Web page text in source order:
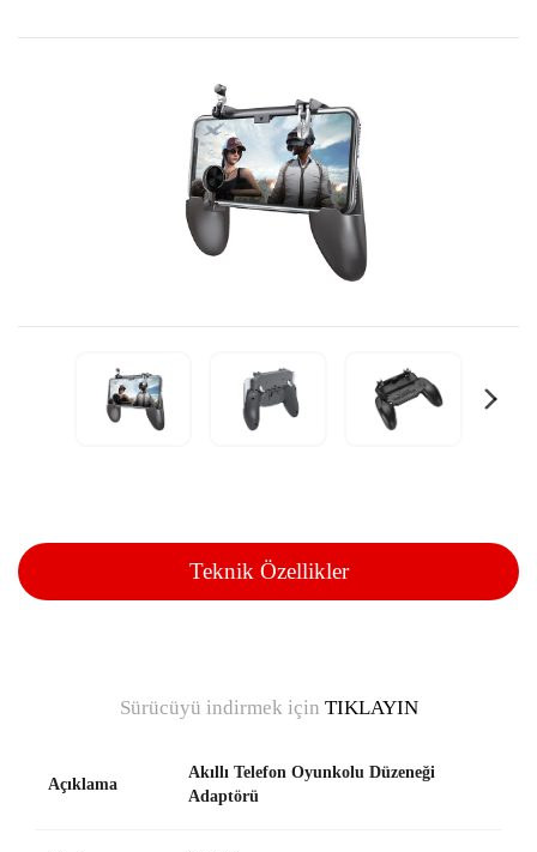
Teknik Özellikler
Sürücüyü indirmek için TIKLAYIN
Açıklama
Akıllı Telefon Oyunkolu Düzeneği
Adaptörü